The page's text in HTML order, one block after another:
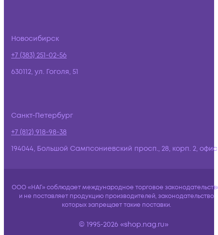
Новосибирск
+7 (383) 251-02-56
630112, ул. Гоголя, 51
Санкт-Петербург
+7 (812) 918-98-38
194044, Большой Сампсониевский просп., 28, корп. 2,
ООО «НАГ» соблюдает международное торговое
и не поставляет продукцию производителей, законодательство
которых запрещает такие поставки.
© 1995-2026 «shop.nag.ru»